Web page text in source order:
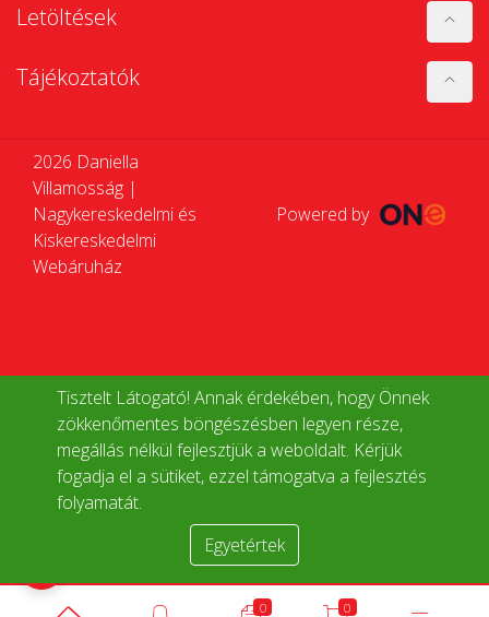
Tisztelt Látogató! Annak érdekében, hogy Önnek
zökkenőmentes böngészésben legyen része,
megállás nélkül fejlesztjük a weboldalt. Kérjük
fogadja el a sütiket, ezzel támogatva a fejlesztés
folyamatát.
Egyetértek
Letöltések
Tájékoztatók
2026 Daniella
Villamosság |
Nagykereskedelmi és
Kiskereskedelmi
Webáruház
Powered by
0
0
Termékek összehasonlítása